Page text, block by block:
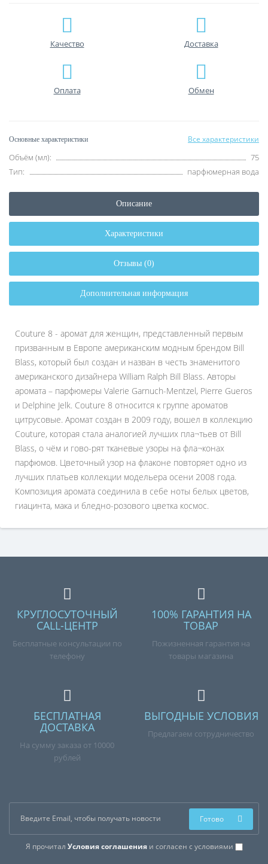
Качество Доставка
Оплата Обмен
Основные характеристики Все характеристики
Объём (мл):
75
Тип:
парфюмерная вода
Описание
Характеристики
Отзывы (0)
Дополнительная информация
Couture 8 - аромат для женщин, представленный первым
призванным в Европе американским модным брендом Bill
Blass, который был создан и назван в честь знаменитого
американского дизайнера William Ralph Bill Blass. Авторы
аромата – парфюмеры Valerie Garnuch-Mentzel, Pierre Gueros
и Delphine Jelk. Couture 8 относится к группе ароматов
цитрусовые. Аромат создан в 2009 году, вошел в коллекцию
Couture, которая стала аналогией лучших пла¬тьев от Bill
Blass, о чём и гово-рят тканевые узоры на фла¬конах
парфюмов. Цветочный узор на флаконе повторяет одно из
лучших платьев коллекции модельера осени 2008 года.
Композиция аромата соединила в себе ноты белых цветов,
гиацинта, мака и бледно-розового цветка космос.
КРУГЛОСУТОЧНЫЙ
CALL-ЦЕНТР
Бесплатные консультации по
телефону
100% ГАРАНТИЯ НА
ТОВАР
Пожизненная гарантия на
товары магазина
БЕСПЛАТНАЯ
ДОСТАВКА
На сумму заказа от 10000
рублей
ВЫГОДНЫЕ УСЛОВИЯ
Предлагаем сотрудничество
Я прочитал Условия соглашенияи согласен с условиями
Готово